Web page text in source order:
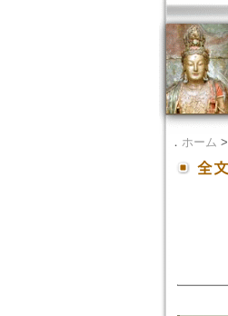
． ホーム >